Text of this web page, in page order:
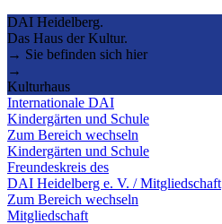
DAI Heidelberg.
Das Haus der Kultur.
→ Sie befinden sich hier
→
Kulturhaus
Internationale DAI
Kindergärten und Schule
Zum Bereich wechseln
Kindergärten und Schule
Freundeskreis des
DAI Heidelberg e. V. / Mitgliedschaft
Zum Bereich wechseln
Mitgliedschaft